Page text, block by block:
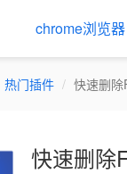
chrome浏览器
热门插件 快速删
快速删除